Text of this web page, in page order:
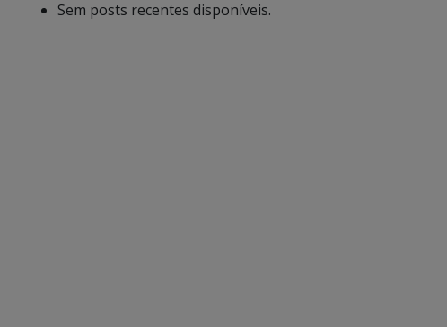
Sem posts recentes disponíveis.